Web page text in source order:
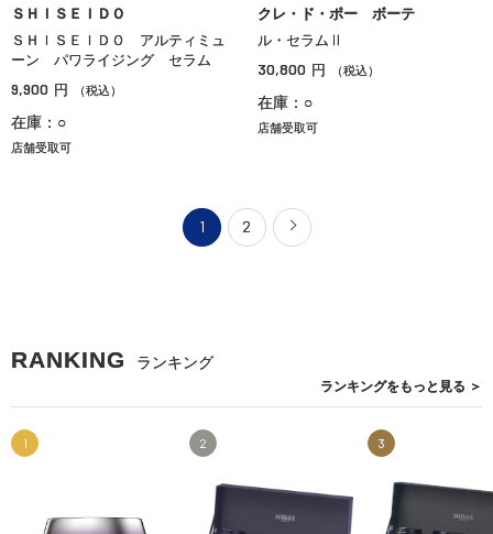
ＳＨＩＳＥＩＤＯ
ＳＨＩＳＥＩＤＯ アルティミュ
ーン パワライジング セラム
9,900 円 （税込）
在庫：○
店舗受取可
クレ・ド・ポー ボーテ
ル・セラムⅡ
30,800 円 （税込）
在庫：○
店舗受取可
1 2
RANKING ランキング
ランキングをもっと見る ＞
1 2 3